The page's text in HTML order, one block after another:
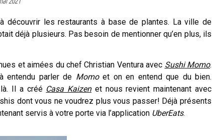
découvrir les restaurants à base de plantes. La ville de
déjà plusieurs. Pas besoin de mentionner qu’en plus, ils
et aimées du chef Christian Ventura avec Sushi Momo.
entendu parler de Momoet on en entend que du bien.
Il a créé Casa Kaizenet nous revient maintenant avec
dont vous ne voudrez plus vous passer! Déjà présents
servis à votre porte via l’application UberEats.